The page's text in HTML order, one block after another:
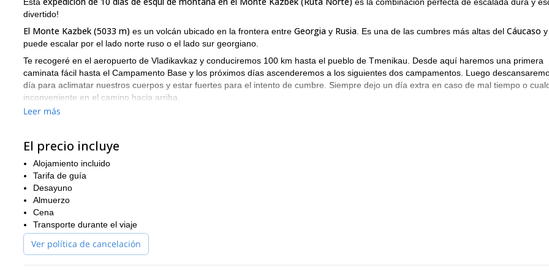
divertido!
El Monte Kazbek (5033 m) es un volcán ubicado en la frontera entre Georgia y Rusia . Es una de las cumbres más altas del Cáucaso
puede escalar por el lado norte ruso o el lado sur georgiano.
Te recogeré en el aeropuerto de Vladikavkaz y conduciremos 100 km hasta el pueblo de Tmenikau. Desde aquí haremos una primera
caminata fácil hasta el Campamento Base y los próximos días ascenderemos a los siguientes dos campamentos. Luego
día para aclimatar nuestros cuerpos y estar fuertes para el intento de cumbre. Siempre dejo un día extra en caso de mal tiempo o
inconveniente en el camino hacia arriba.
Una característica adicional que te encantará es que el Campamento Base está cerca de
Así que por favor contáctame si deseas experimentar esta expedición de 10 días de esquí de montaña en el Monte Kazbek (Ruta
Norte). Prometo que será una experiencia que recordarás por el resto de tu vida.
Y si quieres ver cómo escalarlo desde el lado sur, echa un vistazo a mi
Leer más
El precio incluye
Alojamiento incluido
Tarifa de guía
Desayuno
Almuerzo
Cena
Transporte durante el viaje
Ver política de cancelación